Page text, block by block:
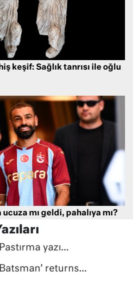
keşif: Sağlık tanrısı ile oğlu
ucuza mı geldi, pahalıya mı?
yazı…
returns…